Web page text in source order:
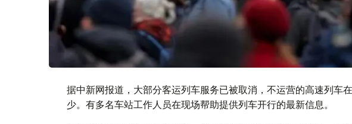
据中新网报道，大部分客运列车服务已被取消，不运营的高速列车
少。有多名车站工作人员在现场帮助提供列车开行的最新信息。